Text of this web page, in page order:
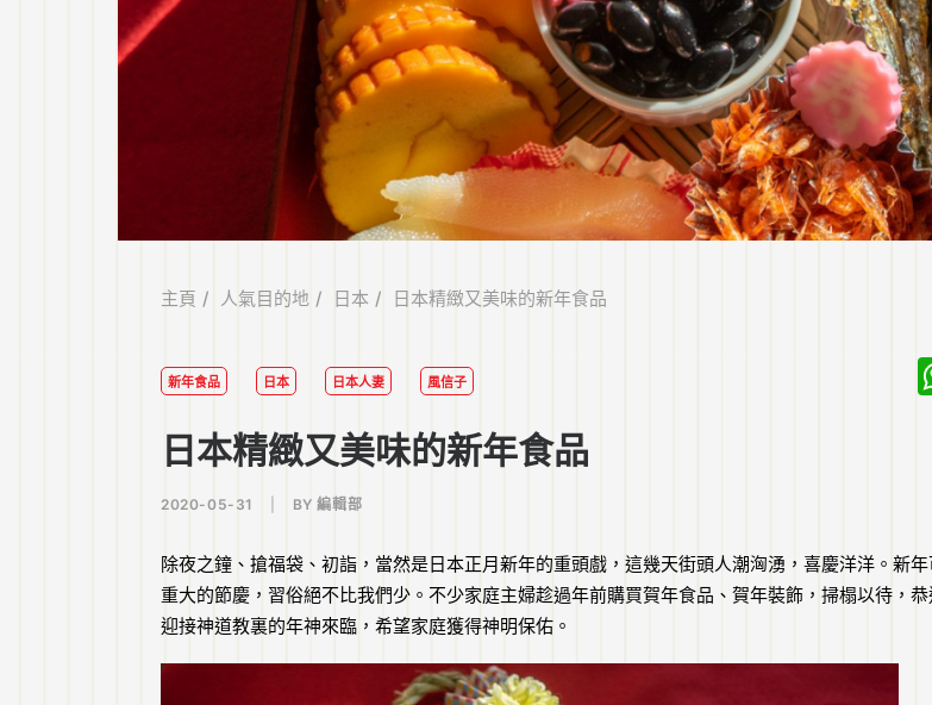
主頁 人氣目的地 日本 日本精緻又美味的新年食品
新年食品 日本 日本人妻 風信子
日本精緻又美味的新年食品
2020-05-31 BY編輯部
除夜之鐘、搶福袋、初詣，當然是日本正月新年的重頭戲，這幾天街頭人潮洶湧，喜慶洋洋。新
重大的節慶，習俗絕不比我們少。不少家庭主婦趁過年前購買賀年食品、賀年裝飾，掃榻以待，
迎接神道教裏的年神來臨，希望家庭獲得神明保佑。